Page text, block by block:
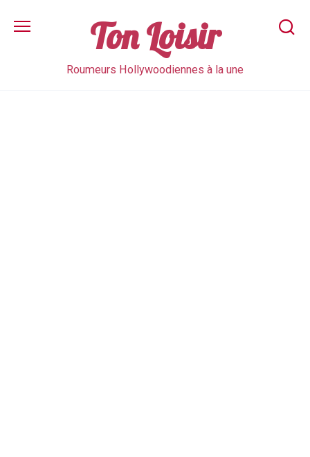
content
Ton Loisir
Roumeurs Hollywoodiennes à la une